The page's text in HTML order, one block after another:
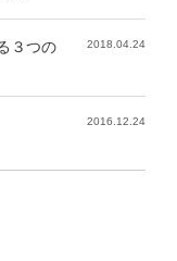
３つの
2018.04.24
2016.12.24